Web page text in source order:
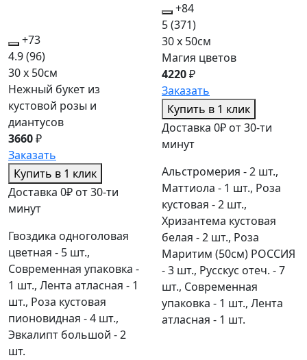
+73
4.9(96)
30 x 50см
Нежный букет из
кустовой розы и
диантусов
3660₽
Заказать
Купить в 1 клик
Доставка 0₽ от 30-ти
минут
Гвоздика одноголовая
цветная - 5 шт.,
Современная упаковка -
1 шт., Лента атласная - 1
шт., Роза кустовая
пионовидная - 4 шт.,
Эвкалипт большой - 2
шт.
+84
5(371)
30 x 50см
Магия цветов
4220₽
Заказать
Купить в 1 клик
Доставка 0₽ от 30-ти
минут
Альстромерия - 2 шт.,
Маттиола - 1 шт., Роза
кустовая - 2 шт.,
Хризантема кустовая
белая - 2 шт., Роза
Маритим (50см) РОССИЯ
- 3 шт., Русскус отеч. - 7
шт., Современная
упаковка - 1 шт., Лента
атласная - 1 шт.